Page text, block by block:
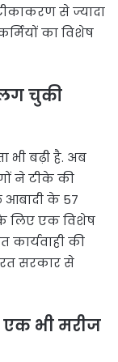
से ज्यादा
का विशेष
लग चुकी
बढ़ी है. अब
ने टीके की
आबादी के 57
के लिए एक विशेष
कार्यवाही की
सरकार से
एक भी मरीज